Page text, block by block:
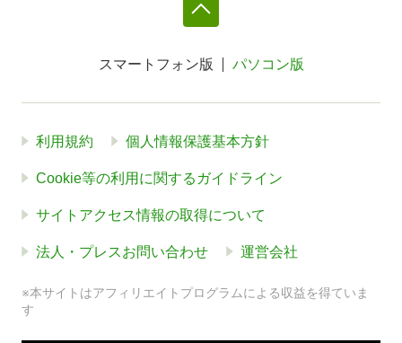
スマートフォン版 パソコン版
利用規約 個人情報保護基本方針
Cookie等の利用に関するガイドライン
サイトアクセス情報の取得について
法人・プレスお問い合わせ 運営会社
※本サイトはアフィリエイトプログラムによる収益を得ていま
す